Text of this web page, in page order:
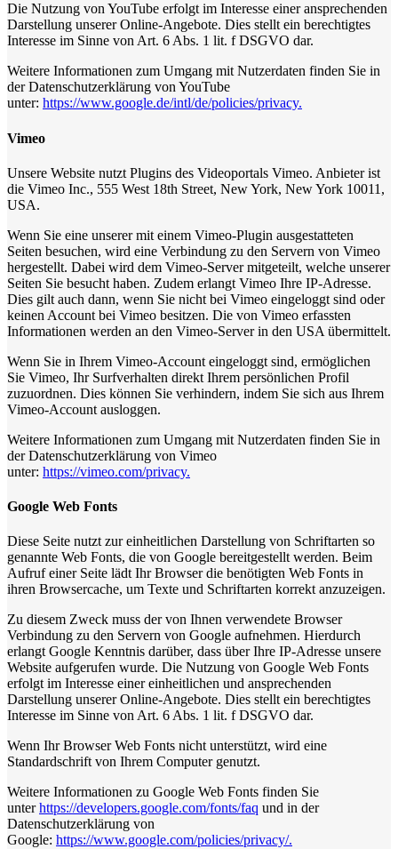
Die Nutzung von YouTube erfolgt im Interesse einer ansprechenden
Darstellung unserer Online-Angebote. Dies stellt ein berechtigtes
Interesse im Sinne von Art. 6 Abs. 1 lit. f DSGVO dar.
Weitere Informationen zum Umgang mit Nutzerdaten finden Sie in
der Datenschutzerklärung von YouTube
unter: https://www.google.de/intl/de/policies/privacy.
Vimeo
Unsere Website nutzt Plugins des Videoportals Vimeo. Anbieter ist
die Vimeo Inc., 555 West 18th Street, New York, New York 10011,
USA.
Wenn Sie eine unserer mit einem Vimeo-Plugin ausgestatteten
Seiten besuchen, wird eine Verbindung zu den Servern von Vimeo
hergestellt. Dabei wird dem Vimeo-Server mitgeteilt, welche unserer
Seiten Sie besucht haben. Zudem erlangt Vimeo Ihre IP-Adresse.
Dies gilt auch dann, wenn Sie nicht bei Vimeo eingeloggt sind oder
keinen Account bei Vimeo besitzen. Die von Vimeo erfassten
Informationen werden an den Vimeo-Server in den USA übermittelt.
Wenn Sie in Ihrem Vimeo-Account eingeloggt sind, ermöglichen
Sie Vimeo, Ihr Surfverhalten direkt Ihrem persönlichen Profil
zuzuordnen. Dies können Sie verhindern, indem Sie sich aus Ihrem
Vimeo-Account ausloggen.
Weitere Informationen zum Umgang mit Nutzerdaten finden Sie in
der Datenschutzerklärung von Vimeo
unter: https://vimeo.com/privacy.
Google Web Fonts
Diese Seite nutzt zur einheitlichen Darstellung von Schriftarten so
genannte Web Fonts, die von Google bereitgestellt werden. Beim
Aufruf einer Seite lädt Ihr Browser die benötigten Web Fonts in
ihren Browsercache, um Texte und Schriftarten korrekt anzuzeigen.
Zu diesem Zweck muss der von Ihnen verwendete Browser
Verbindung zu den Servern von Google aufnehmen. Hierdurch
erlangt Google Kenntnis darüber, dass über Ihre IP-Adresse unsere
Website aufgerufen wurde. Die Nutzung von Google Web Fonts
erfolgt im Interesse einer einheitlichen und ansprechenden
Darstellung unserer Online-Angebote. Dies stellt ein berechtigtes
Interesse im Sinne von Art. 6 Abs. 1 lit. f DSGVO dar.
Wenn Ihr Browser Web Fonts nicht unterstützt, wird eine
Standardschrift von Ihrem Computer genutzt.
Weitere Informationen zu Google Web Fonts finden Sie
unterhttps://developers.google.com/fonts/faq und in der
Datenschutzerklärung von
Google: https://www.google.com/policies/privacy/.